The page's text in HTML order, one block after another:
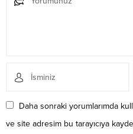
Daha sonraki yorumlarımda
ve site adresim bu tarayıcıya